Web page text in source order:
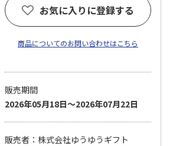
お気に入りに登録する
商品についてのお問い合わせはこちら
販売期間
2026年05月18日～2026年07月22日
販売者：株式会社ゆうゆうギフト